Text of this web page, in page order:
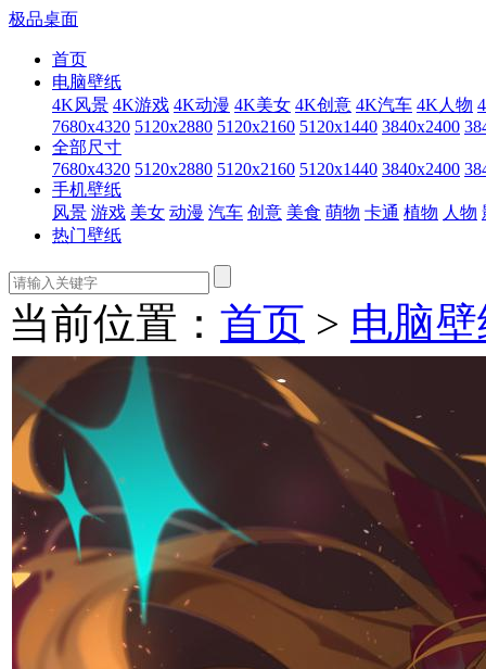
极品桌面
首页
电脑壁纸
4K风景 4K游戏 4K动漫 4K美女 4K创意 4K汽车 4K人物
7680x4320 5120x2880 5120x2160 5120x1440 3840x2400
全部尺寸
7680x4320 5120x2880 5120x2160 5120x1440 3840x2400
手机壁纸
风景 游戏 美女 动漫 汽车 创意 美食 萌物 卡通 植物 人物
热门壁纸
当前位置： 首页 > 电脑